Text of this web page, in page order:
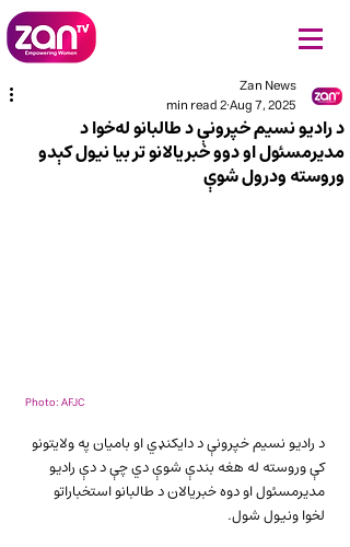
د رادیو نسیم خپرونې د طالبانو له‌خوا د
مدیرمسئول او دوو خبریالانو تر بیا نیول کېدو
وروسته ودرول شوې
Zan News
Aug 7, 2025
2 min read
Photo: AFJC
د رادیو نسیم خپرونې د دایکنډي او بامیان په ولایتونو
کې وروسته له هغه بندې شوې دي چې د دې رادیو
مدیرمسئول او دوه خبریالان د طالبانو استخباراتو
لخوا ونیول شول.